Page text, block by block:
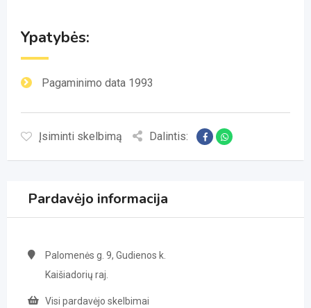
Ypatybės:
Pagaminimo data 1993
Įsiminti skelbimą Dalintis:
Pardavėjo informacija
Palomenės g. 9, Gudienos k.
Kaišiadorių raj.
Visi pardavėjo skelbimai